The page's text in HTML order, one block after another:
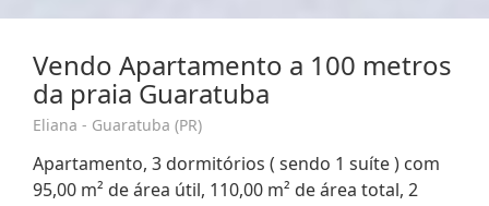
Vendo Apartamento a 100 metros
da praia Guaratuba
Eliana - Guaratuba (PR)
Apartamento, 3 dormitórios ( sendo 1 suíte ) com
95,00 m² de área útil, 110,00 m² de área total, 2